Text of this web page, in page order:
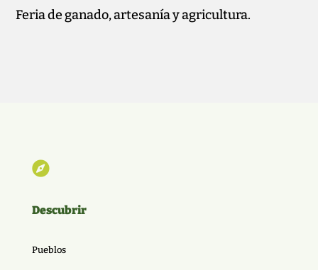
Feria de ganado, artesanía y agricultura.

Descubrir
Pueblos